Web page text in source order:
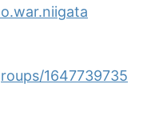
1647739735